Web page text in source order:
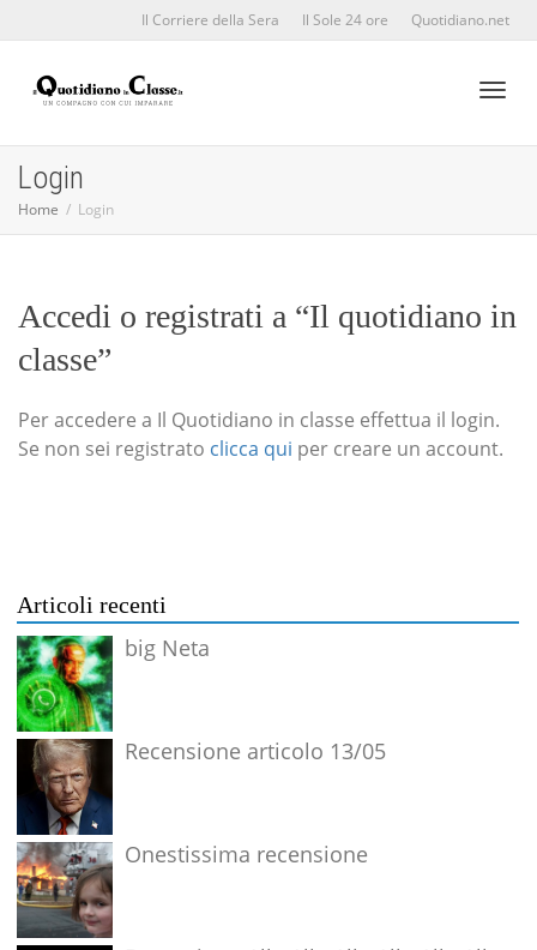
Il Corriere della Sera Il Sole 24 ore Quotidiano.net
Login
Home Login
Accedi o registrati a “Il quotidiano in
classe”
Per accedere a Il Quotidiano in classe effettua il login.
Se non sei registrato clicca qui per creare un account.
Articoli recenti
big Neta
Recensione articolo 13/05
Onestissima recensione